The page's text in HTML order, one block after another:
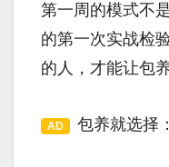
第一周的模式不
的第一次实战检
的人，才能让包
AD 包养就选择：